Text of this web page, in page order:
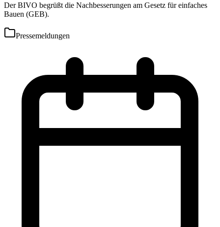
Der BIVO begrüßt die Nachbesserungen am Gesetz für einfaches
Bauen (GEB).
Pressemeldungen